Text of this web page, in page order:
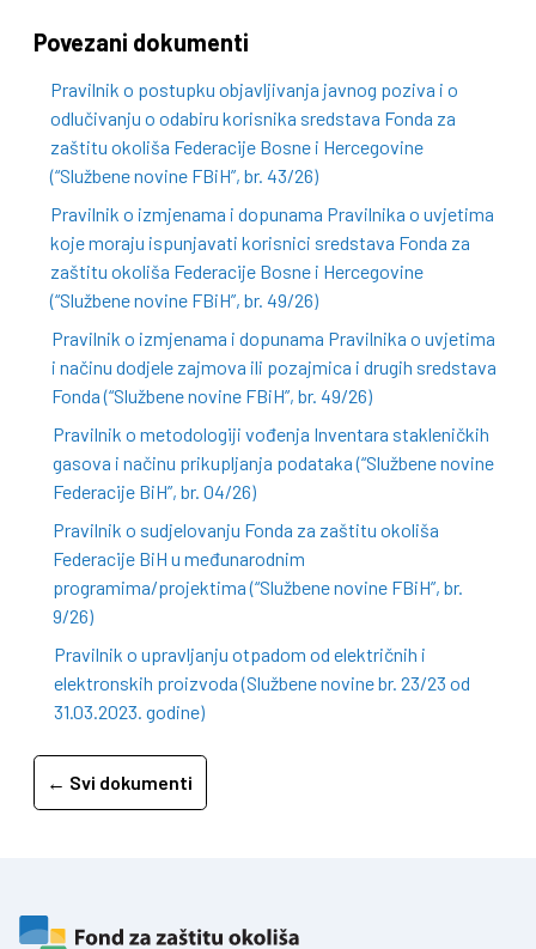
Povezani dokumenti
Pravilnik o postupku objavljivanja javnog poziva i o
odlučivanju o odabiru korisnika sredstava Fonda za
zaštitu okoliša Federacije Bosne i Hercegovine
(“Službene novine FBiH”, br. 43/26)
Pravilnik o izmjenama i dopunama Pravilnika o uvjetima
koje moraju ispunjavati korisnici sredstava Fonda za
zaštitu okoliša Federacije Bosne i Hercegovine
(“Službene novine FBiH”, br. 49/26)
Pravilnik o izmjenama i dopunama Pravilnika o uvjetima
i načinu dodjele zajmova ili pozajmica i drugih sredstava
Fonda (“Službene novine FBiH”, br. 49/26)
Pravilnik o metodologiji vođenja Inventara stakleničkih
gasova i načinu prikupljanja podataka (“Službene novine
Federacije BiH”, br. 04/26)
Pravilnik o sudjelovanju Fonda za zaštitu okoliša
Federacije BiH u međunarodnim
programima/projektima (“Službene novine FBiH”, br.
9/26)
Pravilnik o upravljanju otpadom od električnih i
elektronskih proizvoda (Službene novine br. 23/23 od
31.03.2023. godine)
← Svi dokumenti